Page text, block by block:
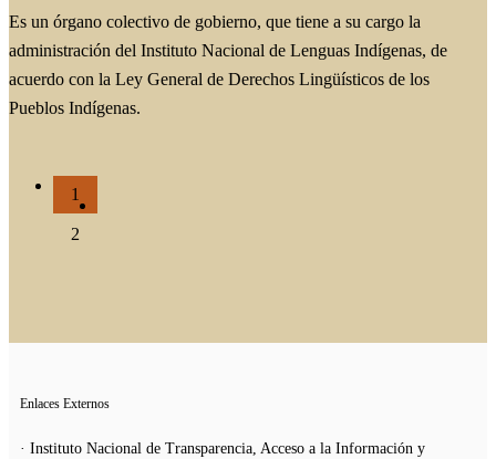
Es un órgano colectivo de gobierno, que tiene a su cargo la
administración del Instituto Nacional de Lenguas Indígenas, de
acuerdo con la Ley General de Derechos Lingüísticos de los
Pueblos Indígenas.
1
2
Enlaces Externos
· Instituto Nacional de Transparencia, Acceso a la Información y